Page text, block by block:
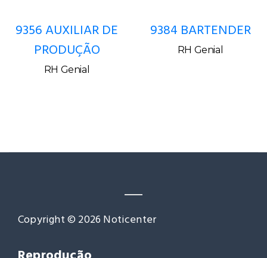
9356 AUXILIAR DE
PRODUÇÃO
RH Genial
9384 BARTENDER
RH Genial
Copyright © 2026 Noticenter